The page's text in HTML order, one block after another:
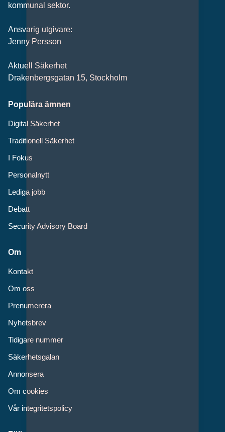
kommunal sektor.
Ansvarig utgivare:
Jenny Persson
Aktuell Säkerhet
Drakenbergsgatan 15, Stockholm
Populära ämnen
Digital Säkerhet
Traditionell Säkerhet
I Fokus
Personalnytt
Lediga jobb
Debatt
Security Advisory Board
Om
Kontakt
Om oss
Prenumerera
Nyhetsbrev
Tidigare nummer
Säkerhetsgalan
Annonsera
Om cookies
Vår integritetspolicy